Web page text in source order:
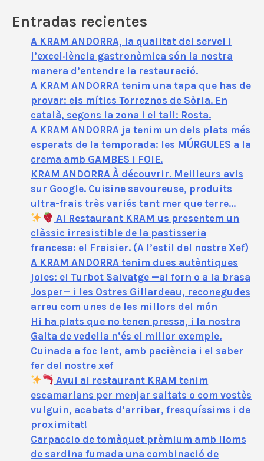
Entradas recientes
A KRAM ANDORRA, la qualitat del servei i
l’excel·lència gastronòmica són la nostra
manera d’entendre la restauració.
A KRAM ANDORRA tenim una tapa que has de
provar: els mítics Torreznos de Sòria. En
català, segons la zona i el tall: Rosta.
A KRAM ANDORRA ja tenim un dels plats més
esperats de la temporada: les MÚRGULES a la
crema amb GAMBES i FOIE.
KRAM ANDORRA À découvrir. Meilleurs avis
sur Google. Cuisine savoureuse, produits
ultra-frais très variés tant mer que terre…
Al Restaurant KRAM us presentem un
clàssic irresistible de la pastisseria
francesa: el Fraisier. (A l’estil del nostre Xef)
A KRAM ANDORRA tenim dues autèntiques
joies: el Turbot Salvatge —al forn o a la brasa
Josper— i les Ostres Gillardeau, reconegudes
arreu com unes de les millors del món
Hi ha plats que no tenen pressa, i la nostra
Galta de vedella n’és el millor exemple.
Cuinada a foc lent, amb paciència i el saber
fer del nostre xef
Avui al restaurant KRAM tenim
escamarlans per menjar saltats o com vostès
vulguin, acabats d’arribar, fresquíssims i de
proximitat!
Carpaccio de tomàquet prèmium amb lloms
de sardina fumada una combinació de